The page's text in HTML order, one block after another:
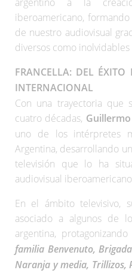
iberoamericano,
de nuestro audiovisual
diversos como inolvidables
FRANCELLA: DEL
INTERNACIONAL
Con una trayectoria
cuatro décadas,
uno de los intérpretes
Argentina, desarrollando
televisión que lo ha
audiovisual iberoamericano.
En el ámbito televisivo,
asociado a algunos de
argentina,
familia Benvenuto,
Naranja y media, Trillizos,